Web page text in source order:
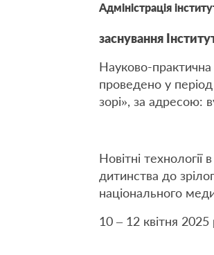
Адміністрація
заснування
Науково-практична
проведено у
зорі», за адресою:
Новітні технології
дитинства до
національного
10 – 12 квітня